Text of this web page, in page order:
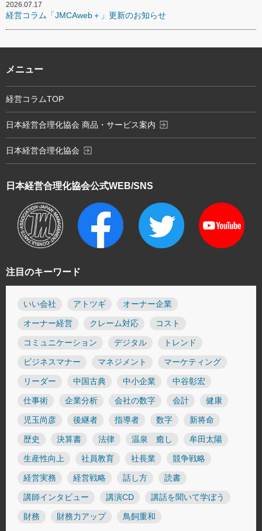
2026.07.17
経営コラム「JMCAweb＋」更新のお知らせ
注目のキーワード
いい会社 アトツギ オーナー企業
オーナー経営 クレーム対応 コスト
コミュニケーション デジタル トレンド
ビジネスマナー マネジメント マーケティング
リーダー 中国古典 中小企業 中谷彰宏
仕事術 企業分析 会社の数字 会計 健康
児玉尚彦 後継者 指導者 数字 新将命
歴史 決算書 法律 温泉 癒し 牟田太陽
生産性向上 社員教育 社長業 競争戦略
経営実務 経営戦略 話し方 読書
講師インタビュー 講演CD 講話を聞いて学ぼう
財務 財務力アップ 鳥飼重和
日本経営合理化協会公式WEB/SNS
メニュー
経営コラムTOP
日本経営合理化協会 商品・サービス案内 exit_to_app
日本経営合理化協会 exit_to_app